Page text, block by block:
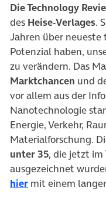
Die Technology
des Heise-Verlages.
Jahren über neueste
Potenzial haben,
zu verändern. Das
Marktchancen und
vor allem aus der
Nanotechnologie
Energie, Verkehr,
Materialforschung.
unter 35, die jetzt im
ausgezeichnet
hier(öffnet in neuem
mit einem